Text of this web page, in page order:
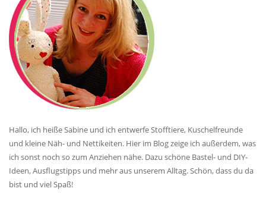
Hallo, ich heiße Sabine und ich entwerfe Stofftiere, Kuschelfreunde
und kleine Näh- und Nettikeiten. Hier im Blog zeige ich außerdem, was
ich sonst noch so zum Anziehen nähe. Dazu schöne Bastel- und DIY-
Ideen, Ausflugstipps und mehr aus unserem Alltag. Schön, dass du da
bist und viel Spaß!